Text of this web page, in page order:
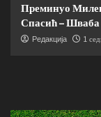
Преминуо
Спасић – Шваба
Редакција 1